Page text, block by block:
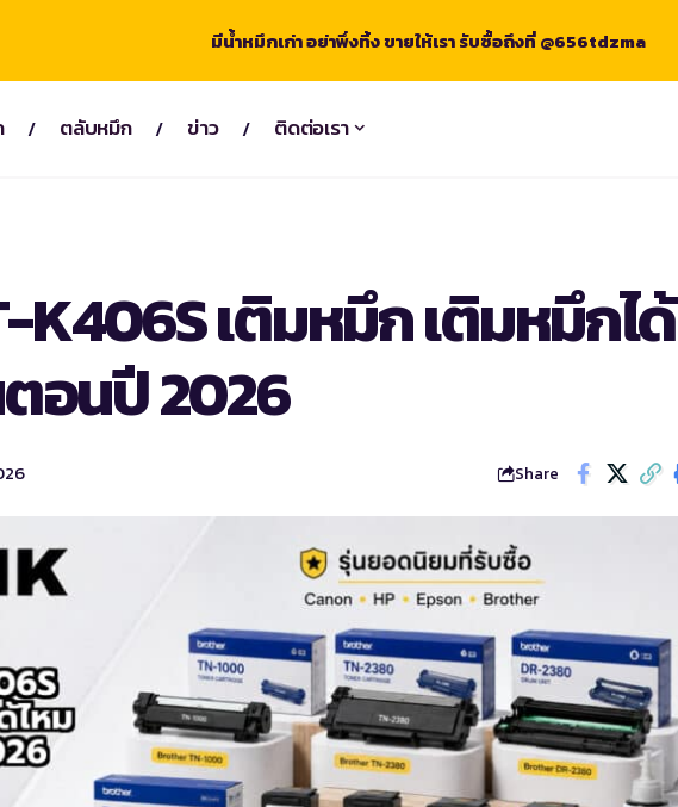
มีน้ำหมึกเก่า อย่าพึ่งทิ้ง ขายให้เรา รับซื้อถึงที่ @656tdzma
ตลับหมึก ข่าว ติดต่อเรา
เติมหมึก เติมหมึกได้
อนปี 2026
Share